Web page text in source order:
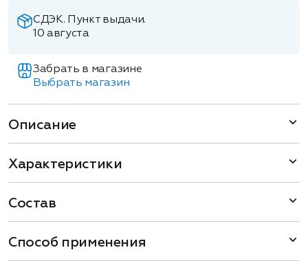
СДЭК. Пункт выдачи.
10 августа
Забрать в магазине
Выбрать магазин
Описание
Характеристики
Состав
Способ применения